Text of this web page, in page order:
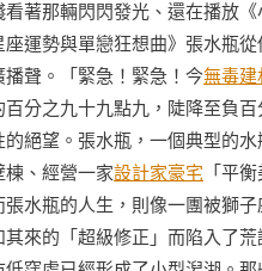
著那輛閃閃發光、還在播放
運勢與單戀狂想曲》張水瓶
聲。「緊急！緊急！今無毒建
分之九十九點九，陡降至負
絕望。張水瓶，一個典型的
棟、經營一家設計家豪宅 「平
水瓶的人生，則像一團被獅
來的「超級修正」而陷入了